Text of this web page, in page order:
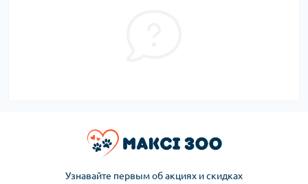
Узнавайте первым об акциях и скидках